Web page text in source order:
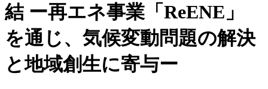
結 ー再エネ事業「ReENE」
を通じ、気候変動問題の解決
と地域創生に寄与ー